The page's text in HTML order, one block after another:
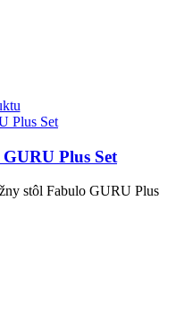
Plus Set
stôl Fabulo GURU Plus